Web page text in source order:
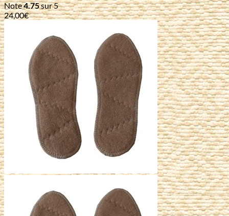
Note4.75sur 5
24,00€